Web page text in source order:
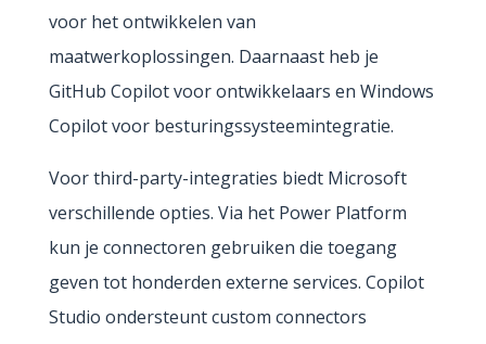
voor het ontwikkelen van
maatwerkoplossingen. Daarnaast heb je
GitHub Copilot voor ontwikkelaars en Windows
Copilot voor besturingssysteemintegratie.
Voor third-party-integraties biedt Microsoft
verschillende opties. Via het Power Platform
kun je connectoren gebruiken die toegang
geven tot honderden externe services. Copilot
Studio ondersteunt custom connectors